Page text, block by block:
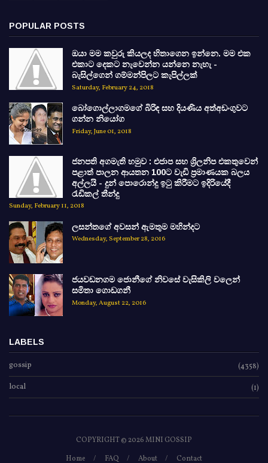
POPULAR POSTS
ඔයා මම කවුරු කියලද හිතාගෙන ඉන්නෙ. මම එක
එකාට දෙකට නැවෙන්න යන්නෙ නැහැ -
බැසිල්ගෙන් ගම්මන්පිලට කැපිල්ලක්
Saturday, February 24, 2018
බෝගොල්ලාගමගේ බිරිඳ සහ දියණිය අත්අඩංගුවට
ගන්න නියෝග
Friday, June 01, 2018
ජනපති අගමැති හමුව : එජාප සහ ශ්‍රිලනිප එකතුවෙන්
පළාත් පාලන ආයතන 100ට වැඩි ප්‍රමාණයක බලය
අල්ලයි - දුන් පොරොන්දු ඉටු කිරීමට ඉදිරියේදී
රැඩිකල් තීන්දු
Sunday, February 11, 2018
ලසන්තගේ අවසන් ඇමතුම මහින්දට
Wednesday, September 28, 2016
ජයවඩනගම ජොනීගේ නිවසේ වැසිකිලි වලෙන්
සමිතා ගොඩගනී
Monday, August 22, 2016
LABELS
gossip (4358)
local (1)
COPYRIGHT ©2026 MINI GOSSIP
Home
FAQ About Contact